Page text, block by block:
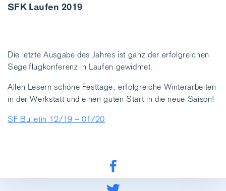
SFK Laufen 2019
Die letzte Ausgabe des Jahres ist ganz der erfolgreichen
Segelflugkonferenz in Laufen gewidmet.
Allen Lesern schöne Festtage, erfolgreiche Winterarbeiten
in der Werkstatt und einen guten Start in die neue Saison!
SF Bulletin 12/19 – 01/20